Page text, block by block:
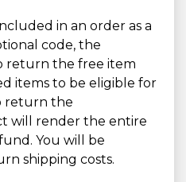
in an order as a
code, the
return the free item
items to be eligible for
return the
will render the entire
You will be
shipping costs.